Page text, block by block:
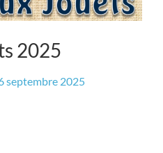
2025
septembre 2025